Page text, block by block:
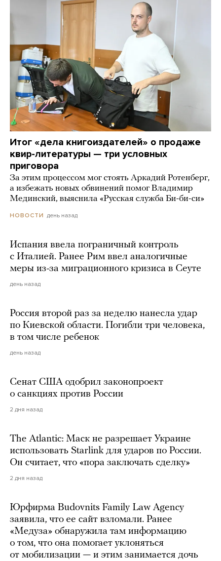
Итог «дела книгоиздателей» о продаже
квир-литературы — три условных
приговора
За этим процессом мог стоять Аркадий Ротенберг,
а избежать новых обвинений помог Владимир
Мединский, выяснила «Русская служба Би-би-си»
НОВОСТИ день назад
Испания ввела пограничный контроль
с Италией. Ранее Рим ввел аналогичные
меры из-за миграционного кризиса в Сеуте
день назад
Россия второй раз за неделю нанесла удар
по Киевской области. Погибли три человека,
в том числе ребенок
день назад
Сенат США одобрил законопроект
о санкциях против России
2 дня назад
The Atlantic: Маск не разрешает Украине
использовать Starlink для ударов по России.
Он считает, что «пора заключать сделку»
2 дня назад
Юрфирма Budovnits Family Law Agency
заявила, что ее сайт взломали. Ранее
«Медуза» обнаружила там информацию
о том, что она помогает уклоняться
от мобилизации — и этим занимается дочь